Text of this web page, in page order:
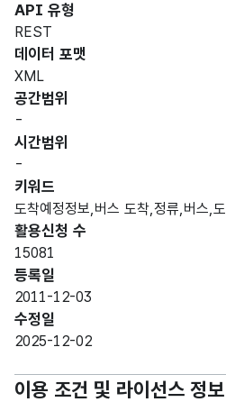
API 유형
REST
데이터 포맷
XML
공간범위
-
시간범위
-
키워드
도착예정정보,버스 도착,정류,버스,
활용신청 수
15081
등록일
2011-12-03
수정일
2025-12-02
이용 조건 및 라이선스 정보